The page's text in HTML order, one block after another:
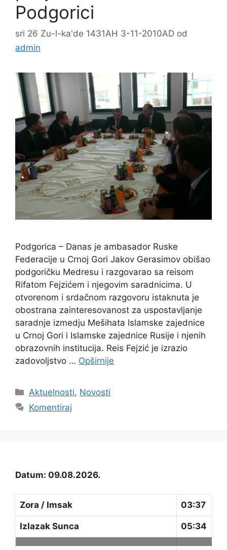
Podgorici
sri 26 Zu-l-ka'de 1431AH 3-11-2010AD od
admin
Podgorica – Danas je ambasador Ruske
Federacije u Crnoj Gori Jakov Gerasimov obišao
podgoričku Medresu i razgovarao sa reisom
Rifatom Fejzićem i njegovim saradnicima. U
otvorenom i srdačnom razgovoru istaknuta je
obostrana zainteresovanost za uspostavljanje
saradnje izmedju Mešihata Islamske zajednice
u Crnoj Gori i Islamske zajednice Rusije i njenih
obrazovnih institucija. Reis Fejzić je izrazio
zadovoljstvo … Opširnije
Kategorije
Aktuelnosti, Novosti
Komentiraj
Datum: 09.08.2026.
Zora / Imsak 03:37
Izlazak Sunca 05:34